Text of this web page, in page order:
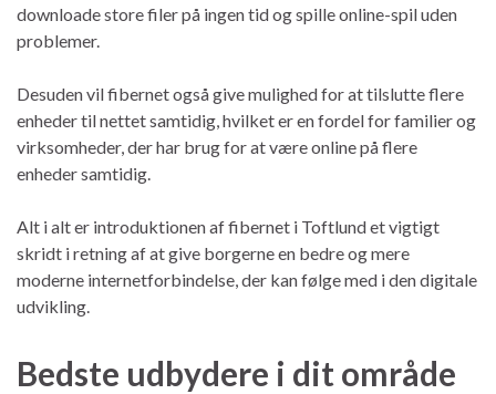
downloade store filer på ingen tid og spille online-spil uden
problemer.
Desuden vil fibernet også give mulighed for at tilslutte flere
enheder til nettet samtidig, hvilket er en fordel for familier og
virksomheder, der har brug for at være online på flere
enheder samtidig.
Alt i alt er introduktionen af fibernet i Toftlund et vigtigt
skridt i retning af at give borgerne en bedre og mere
moderne internetforbindelse, der kan følge med i den digitale
udvikling.
Bedste udbydere i dit område